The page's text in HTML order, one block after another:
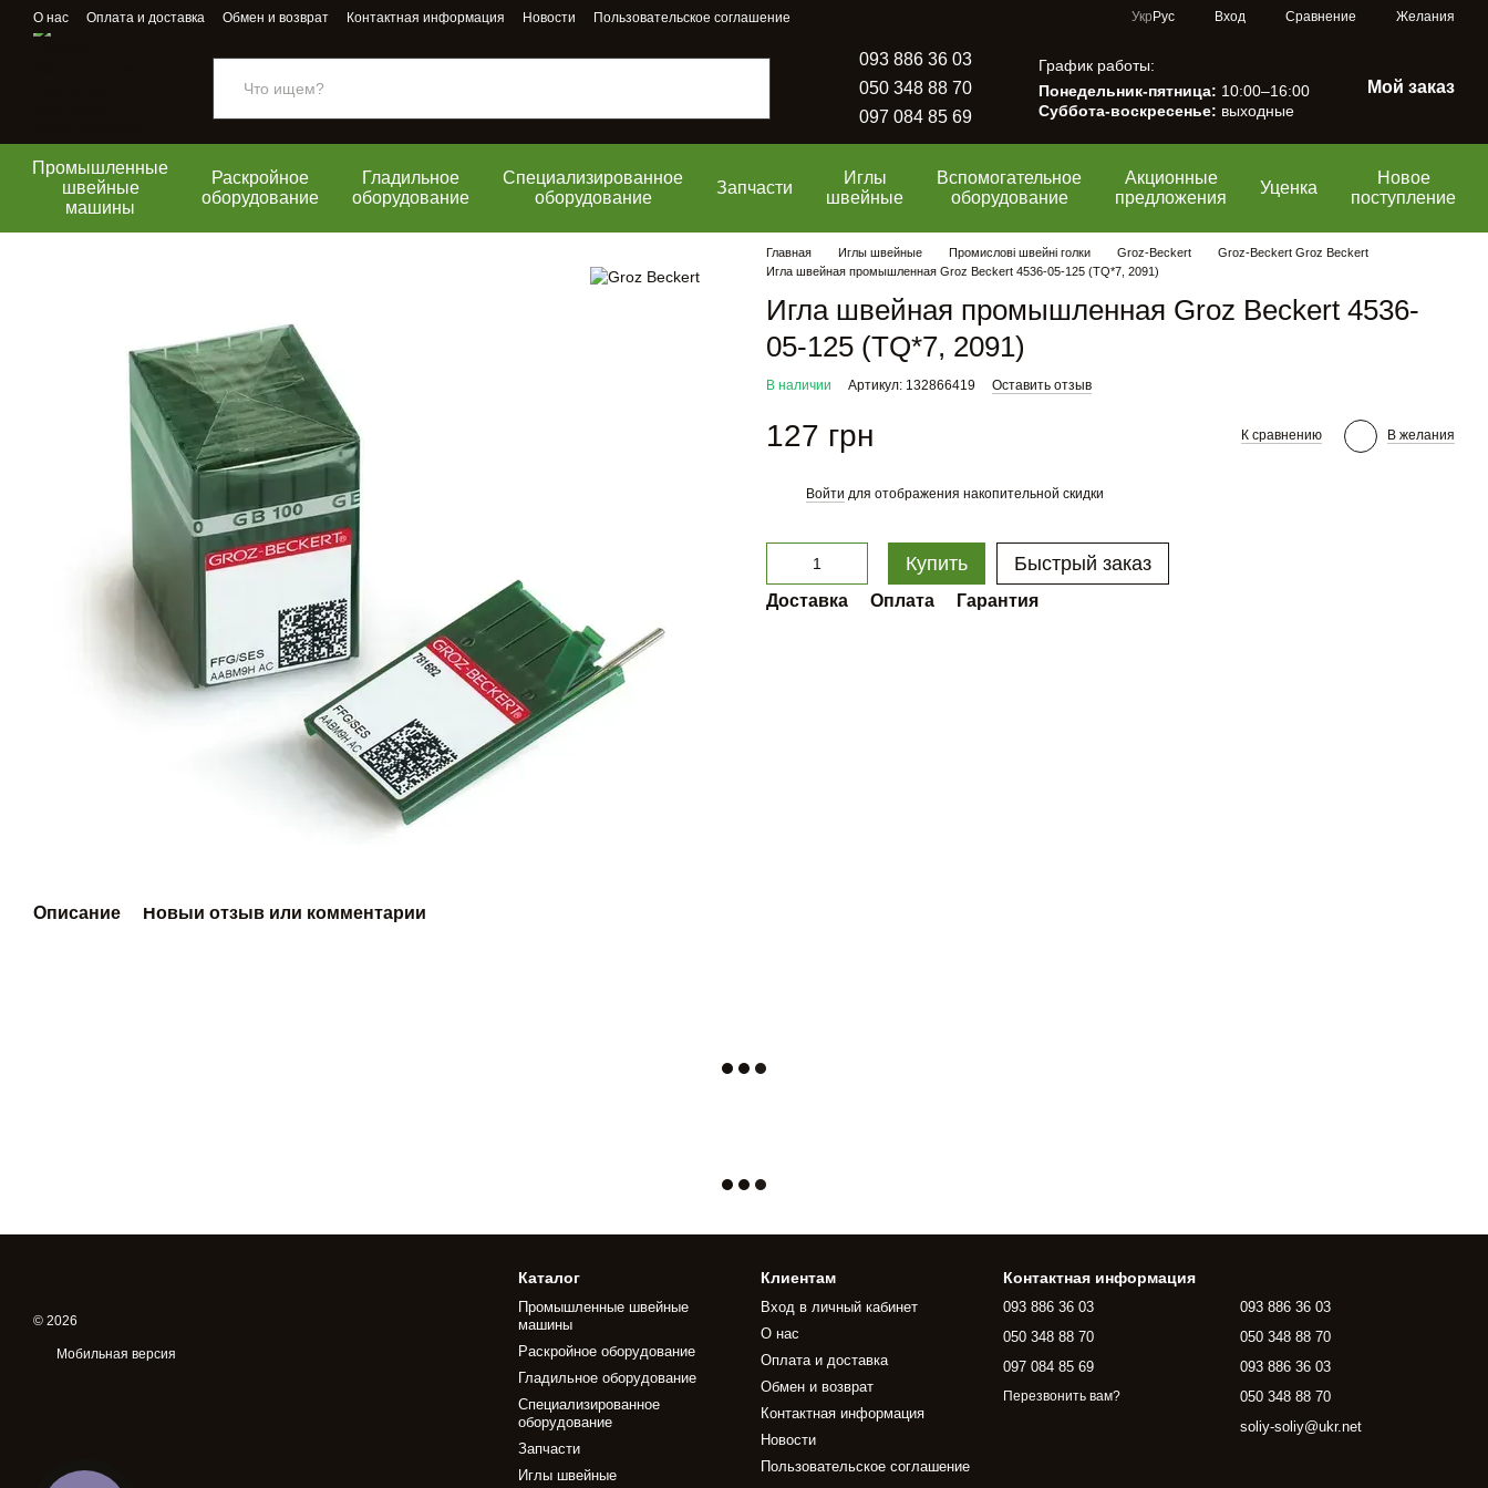
Перейти к основному контенту
О нас Оплата и доставка Обмен и возврат Контактная информация Новости Пользовательское соглашение Укр Рус Вход Сравнение Желания
093 886 36 03
050 348 88 70
097 084 85 69
График работы:
Понедельник-пятница: 10:00–16:00
Суббота-воскресенье: выходные
Мой заказ
Промышленные
швейные
машины
Раскройное
оборудование
Гладильное
оборудование
Специализированное
оборудование
Запчасти
Иглы
швейные
Вспомогательное
оборудование
Акционные
предложения
Уценка
Новое
поступление
Описание Новый отзыв или комментарий
Главная Иглы швейные Промислові швейні голки Groz-Beckert
Groz-Beckert Groz Beckert
Игла швейная промышленная Groz Beckert 4536-05-125 (TQ*7, 2091)
Игла швейная промышленная Groz Beckert 4536-
05-125 (TQ*7, 2091)
В наличии Артикул: 132866419 Оставить отзыв
127 грн К сравнению В желания
Войти для отображения накопительной скидки
Купить Быстрый заказ
Доставка Оплата Гарантия
© 2026
Мобильная версия
Каталог
Промышленные швейные
машины
Раскройное оборудование
Гладильное оборудование
Специализированное
оборудование
Запчасти
Иглы швейные
Клиентам
Вход в личный кабинет
О нас
Оплата и доставка
Обмен и возврат
Контактная информация
Новости
Пользовательское соглашение
Контактная информация
093 886 36 03
050 348 88 70
097 084 85 69
Перезвонить вам?
093 886 36 03
050 348 88 70
093 886 36 03
050 348 88 70
soliy-soliy@ukr.net